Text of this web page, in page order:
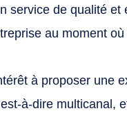
service de qualité et
au moment
à proposer une
à-dire multicanal,